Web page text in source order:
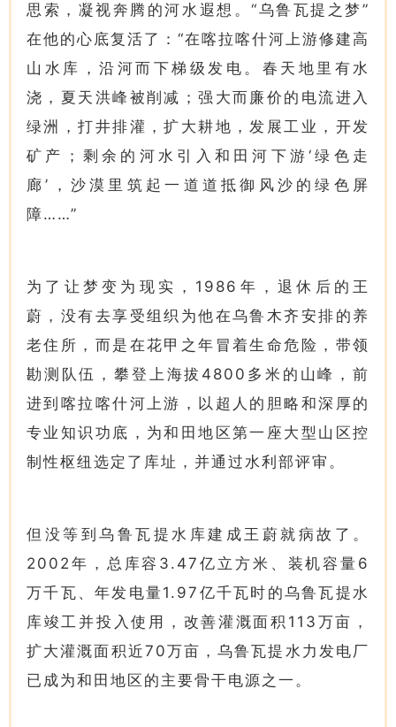
思索，凝视奔腾的河水遐想。“乌鲁瓦提之梦”
在他的心底复活了：“在喀拉喀什河上游修建高
山水库，沿河而下梯级发电。春天地里有水
浇，夏天洪峰被削减；强大而廉价的电流进入
绿洲，打井排灌，扩大耕地，发展工业，开发
矿产；剩余的河水引入和田河下游‘绿色走
廊’，沙漠里筑起一道道抵御风沙的绿色屏
障……”
为了让梦变为现实，1986年，退休后的王
蔚，没有去享受组织为他在乌鲁木齐安排的养
老住所，而是在花甲之年冒着生命危险，带领
勘测队伍，攀登上海拔4800多米的山峰，前
进到喀拉喀什河上游，以超人的胆略和深厚的
专业知识功底，为和田地区第一座大型山区控
制性枢纽选定了库址，并通过水利部评审。
但没等到乌鲁瓦提水库建成王蔚就病故了。
2002年，总库容3.47亿立方米、装机容量6
万千瓦、年发电量1.97亿千瓦时的乌鲁瓦提水
库竣工并投入使用，改善灌溉面积113万亩，
扩大灌溉面积近70万亩，乌鲁瓦提水力发电厂
已成为和田地区的主要骨干电源之一。